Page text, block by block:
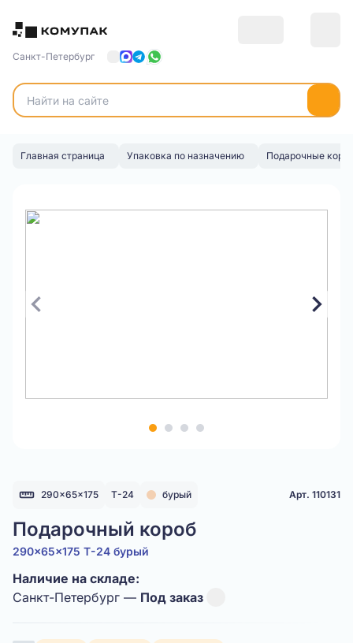
Санкт-Петербург
Главная страница Упаковка по назначению Подарочные
290x65x175 Т-24 бурый Арт. 110131
Подарочный короб
290x65x175 Т-24 бурый
Наличие на складе:
Санкт-Петербург — Под заказ